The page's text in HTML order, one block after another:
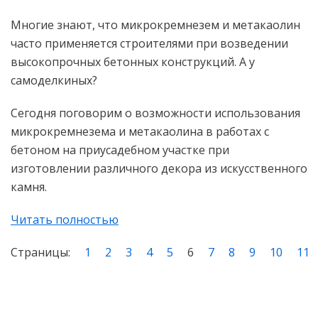
Многие знают, что микрокремнезем и метакаолин
часто применяется строителями при возведении
высокопрочных бетонных конструкций. А у
самоделкиных?
Сегодня поговорим о возможности использования
микрокремнезема и метакаолина в работах с
бетоном на приусадебном участке при
изготовлении различного декора из искусственного
камня.
Читать полностью
Страницы: 1 2 3 4 5 6 7 8 9 10 11